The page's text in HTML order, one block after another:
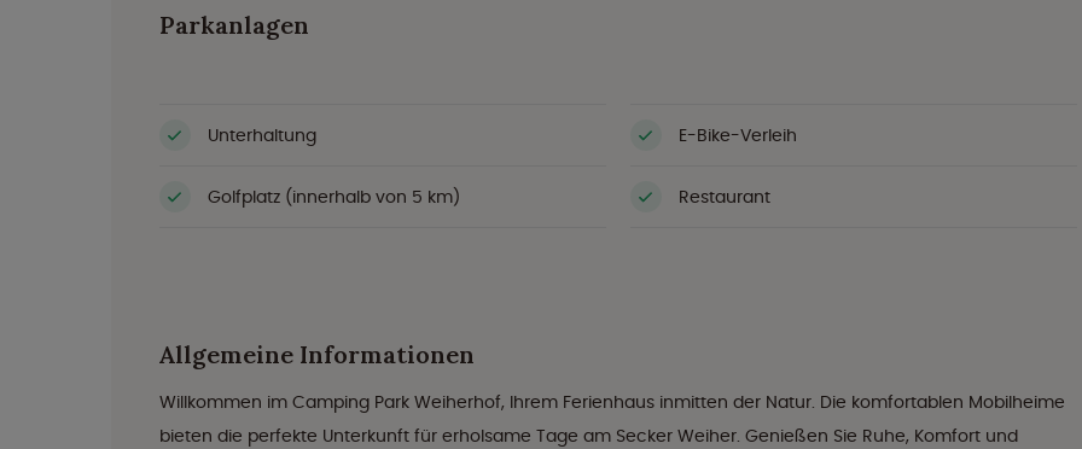
Parkanlagen
Unterhaltung E-Bike-Verleih
Golfplatz (innerhalb von 5 km) Restaurant
Allgemeine Informationen
Willkommen im Camping Park Weiherhof, Ihrem Ferienhaus inmitten der Natur. Die komfortablen Mobilheime
bieten die perfekte Unterkunft für erholsame Tage am Secker Weiher. Genießen Sie Ruhe, Komfort und